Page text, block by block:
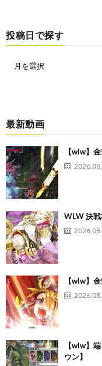
投稿日で探す
最新動画
【wlw】
WLW 決
【wlw】
【wlw】
ウン】